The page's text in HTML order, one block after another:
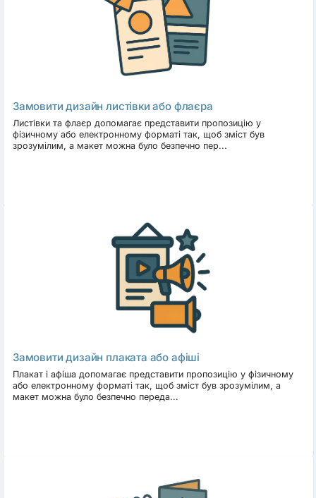
Які файли отримає клієнт?Зазвичай це PDF/X для друку та
JPG/PNG для перегляду.
Чи можна замовити кілька форматів
Так, виконавці часто пропонують комбо-пакети.
узгоджується макет із друкарнею?За потреби дизайнер
адаптує файли під вимоги конкретної друкарні.
Почнімо
Обирайте розділ «Поліграфія», знаходьте дизайнера або
розміщуйте свою послугу - і отримуйте друковані матеріали,
Замовити дизайн листівки або флаєра
Листівки та флаєр допомагає представити пропозицію у
фізичному або електронному форматі так, щоб зміст був
зрозумілим, а макет можна було безпечно пер...
Замовити дизайн плаката або афіші
Плакат і афіша допомагає представити пропозицію у фізичному
або електронному форматі так, щоб зміст був зрозумілим, а
макет можна було безпечно переда...